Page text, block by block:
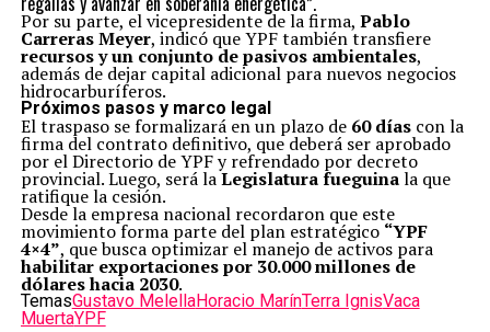
Por su parte, el vicepresidente de la firma, Pablo
Carreras Meyer, indicó que YPF también transfiere
recursos y un conjunto de pasivos ambientales,
además de dejar capital adicional para nuevos negocios
hidrocarburíferos.
Próximos pasos y marco legal
El traspaso se formalizará en un plazo de 60 díascon la
firma del contrato definitivo, que deberá ser aprobado
por el Directorio de YPF y refrendado por decreto
provincial. Luego, será laLegislatura fueguinala que
ratifique la cesión.
Desde la empresa nacional recordaron que este
movimiento forma parte del plan estratégico “YPF
4×4”, que busca optimizar el manejo de activos para
habilitar exportaciones por 30.000 millones de
dólares hacia 2030.
TemasGustavo MelellaHoracio MarínTerra IgnisVaca
MuertaYPF